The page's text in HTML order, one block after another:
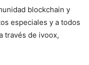
blockchain y
especiales y a todos
través de ivoox,